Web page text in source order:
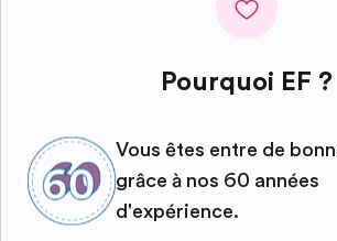
Pourquoi EF ?
Vous êtes entre de
grâce à nos 60 années
d'expérience.